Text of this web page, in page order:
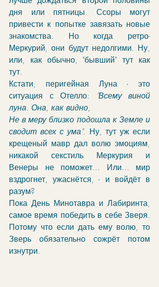
дня или пятницы. Ссоры могут
привести к попытке завязать новые
знакомства. Но когда ретро-
Меркурий, они будут недолгими. Ну,
или, как обычно, "бывший" тут как
тут.
Кстати, перигейная Луна - это
ситуация с Отелло:
"Всему виной
луна. Она, как видно,
Не в меру близко подошла к Земле и
сводит всех с ума". Ну, тут уж если
крещеный мавр дал волю эмоциям,
никакой секстиль Меркурия и
Венеры не поможет... Или... мир
вздрогнет, ужаснётся, - и войдёт в
разум?
Пока День Минотавра и Лабиринта,
самое время победить в себе Зверя.
Потому что если дать ему волю, то
Зверь обязательно сожрёт потом
изнутри.